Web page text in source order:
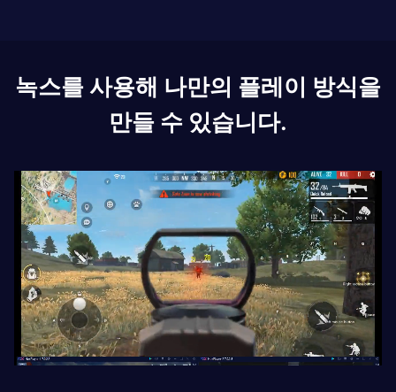
녹스를 사용해 나만의 플레이 방식을
만들 수 있습니다.